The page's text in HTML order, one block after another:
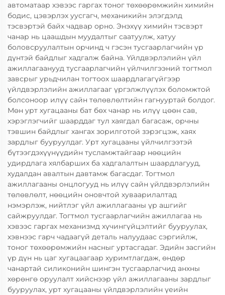
автоматаар хэвээс гаргах тоног төхөөрөмжийн химийн
бодис, цэвэрлэх уусгагч, механикийн элэгдэлд
тэсвэртэй байх чадвар орно. Энэхүү химийн тэсвэрт
чанар нь цаашдын муудалтыг саатуулж, хатуу
боловсруулалтын орчинд ч гэсэн тусгаарлагчийн үр
дүнтэй байдлыг хадгалж байна. Үйлдвэрлэлийн үйл
ажиллагаанууд тусгаарлагчийн үйлчилгээний тогтмол
завсрыг урьдчилан тогтоох шаардлагагүйгээр
үйлдвэрлэлийн ажиллагааг үргэлжлүүлэх боломжтой
болсоноор илүү сайн төлөвлөлтийн гагнууртай болдог.
Мөн урт хугацааны бат бөх чанар нь илүү цөөн сав,
хэрэглэгчийг шаарддаг тул хаягдал багасаж, орчны
тэвшин байдлыг хангах зорилготой зэрэгцэж, хаях
зардлыг бууруулдаг. Урт хугацааны үйлчилгээтэй
бүтээгдэхүүнүүдийн тусламжтайгаар нөөцийн
удирдлага хялбарших ба хадгалалтын шаардлагууд,
худалдан авалтын давтамж багасдаг. Тогтмол
ажиллагааны онцлогууд нь илүү сайн үйлдвэрлэлийн
төлөвлөлт, нөөцийн оновчтой хуваарилалтад
нэмэрлэж, нийтлэг үйл ажиллагааны үр ашгийг
сайжруулдаг. Тогтмол тусгаарлагчийн ажиллагаа нь
хэвээс гаргах механизмд хүчингүйцэлтийг бууруулах,
хэвнээс гарч чадаагүй деталь налуудаас сэргийлж,
тоног төхөөрөмжийн насныг уртасгадаг. Эдийн засгийн
үр дүн нь цаг хугацаагаар хуримтлагдаж, өндөр
чанартай силиконийн шингэн тусгаарлагчид анхны
хөрөнгө оруулалт хийснээр үйл ажиллагааны зардлыг
бууруулах, урт хугацааны үйлдвэрлэлийн үеийн